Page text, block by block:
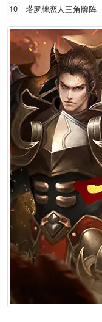
10 塔罗牌恋人三角牌阵